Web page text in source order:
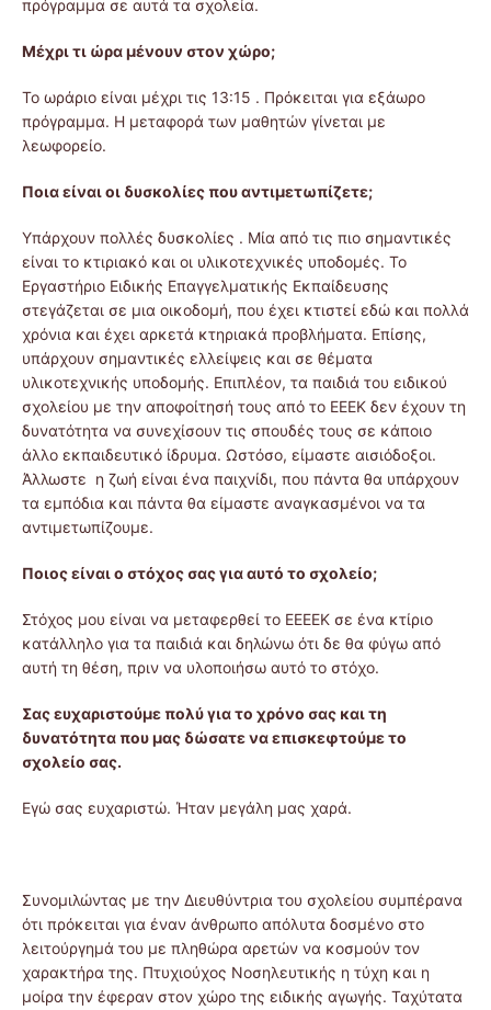
πρόγραμμα σε αυτά τα σχολεία.
Μέχρι τι ώρα μένουν στον χώρο;
Το ωράριο είναι μέχρι τις 13:15 . Πρόκειται για εξάωρο
πρόγραμμα. Η μεταφορά των μαθητών γίνεται με
λεωφορείο.
Ποια είναι οι δυσκολίες που αντιμετωπίζετε;
Υπάρχουν πολλές δυσκολίες . Μία από τις πιο σημαντικές
είναι το κτιριακό και οι υλικοτεχνικές υποδομές. Το
Εργαστήριο Ειδικής Επαγγελματικής Εκπαίδευσης
στεγάζεται σε μια οικοδομή, που έχει κτιστεί εδώ και πολλά
χρόνια και έχει αρκετά κτηριακά προβλήματα. Επίσης,
υπάρχουν σημαντικές ελλείψεις και σε θέματα
υλικοτεχνικής υποδομής. Επιπλέον, τα παιδιά του ειδικού
σχολείου με την αποφοίτησή τους από το ΕΕΕΚ δεν έχουν τη
δυνατότητα να συνεχίσουν τις σπουδές τους σε κάποιο
άλλο εκπαιδευτικό ίδρυμα. Ωστόσο, είμαστε αισιόδοξοι.
Άλλωστε η ζωή είναι ένα παιχνίδι, που πάντα θα υπάρχουν
τα εμπόδια και πάντα θα είμαστε αναγκασμένοι να τα
αντιμετωπίζουμε.
Ποιος είναι ο στόχος σας για αυτό το σχολείο;
Στόχος μου είναι να μεταφερθεί το ΕΕΕΕΚ σε ένα κτίριο
κατάλληλο για τα παιδιά και δηλώνω ότι δε θα φύγω από
αυτή τη θέση, πριν να υλοποιήσω αυτό το στόχο.
Σας ευχαριστούμε πολύ για το χρόνο σας και τη
δυνατότητα που μας δώσατε να επισκεφτούμε το
σχολείο σας.
Εγώ σας ευχαριστώ. Ήταν μεγάλη μας χαρά.
Συνομιλώντας με την Διευθύντρια του σχολείου συμπέρανα
ότι πρόκειται για έναν άνθρωπο απόλυτα δοσμένο στο
λειτούργημά του με πληθώρα αρετών να κοσμούν τον
χαρακτήρα της. Πτυχιούχος Νοσηλευτικής η τύχη και η
μοίρα την έφεραν στον χώρο της ειδικής αγωγής. Ταχύτατα